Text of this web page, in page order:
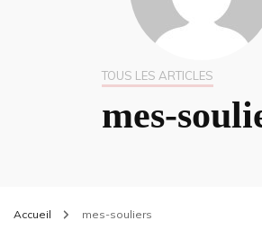
TOUS LES ARTICLES
mes-
Accueil mes-souliers